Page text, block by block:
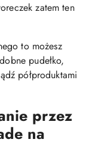
zatem ten
to możesz
pudełko,
półproduktami
przez
na